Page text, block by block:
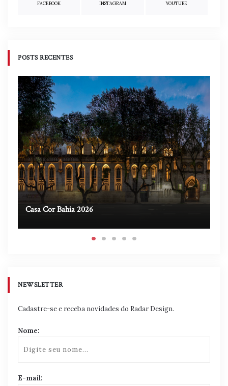
FACEBOOK INSTAGRAM YOUTUBE
POSTS RECENTES
Casa Cor Bahia 2026
NEWSLETTER
Cadastre-se e receba novidades do Radar Design.
Nome:
E-mail: